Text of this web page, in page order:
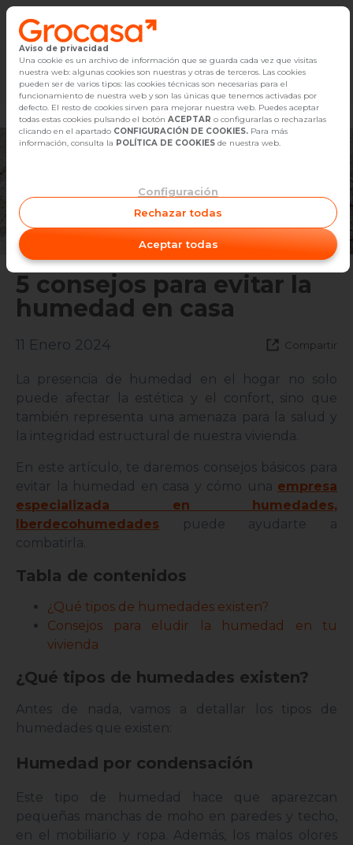
Vender
Buscar Inmuebles
Alquiler
Empleo
Oficinas
Contacto
Marketplace Empleo Diseño Reforma
5 consejos para evitar la
humedad en casa
11 Enero 2024 Compartir
La presencia de humedad en el hogar no solo
puede afectar la estética y el confort, sino que
también representa una amenaza para la salud y
la integridad estructural de nuestra vivienda.
En este artículo, te daremos consejos básicos para
evitar la humedad en casa y cómo una empresa
especializada en humedades,
Iberdecohumedades puede ayudarte a
combatirla.
Tabla de contenidos
¿Qué tipos de humedades existen?
Consejos para eludir la humedad en tu
vivienda
¿Qué tipos de humedades existen?
Antes de nada, vamos a detallar los tipos de
humedades que existen:
Humedad por condensación
Este tipo de humedad hace que aparezcan
pequeñas manchas de moho en paredes y techo,
en el mobiliario y ropa. Además, los malos olores
Aviso de privacidad
Una cookie es un archivo de información que se guarda cada vez que visitas
nuestra web: algunas cookies son nuestras y otras de terceros. Las cookies
pueden ser de varios tipos: las cookies técnicas son necesarias para el
funcionamiento de nuestra web y son las únicas que tenemos activadas por
defecto. El resto de cookies sirven para mejorar nuestra web. Puedes aceptar
todas estas cookies pulsando el botón ACEPTAR o configurarlas o rechazarlas
clicando en el apartado CONFIGURACIÓN DE COOKIES. Para más
información, consulta la POLÍTICA DE COOKIES de nuestra web.
Configuración
Rechazar todas
Aceptar todas